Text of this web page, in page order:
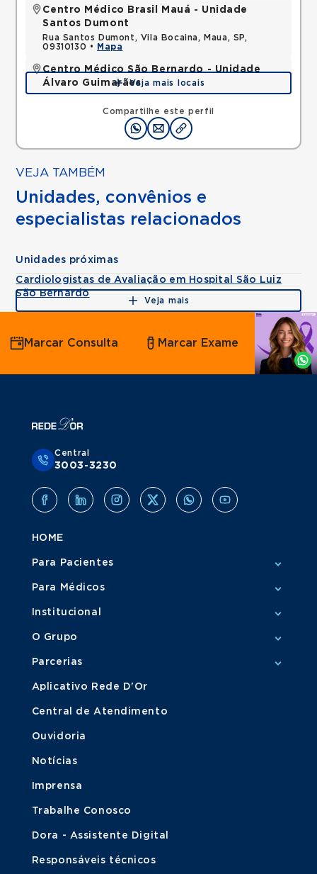
Compartilhe este perfil
Centro Médico Brasil Mauá - Unidade
Santos Dumont
Rua Santos Dumont, Vila Bocaina, Maua, SP,
09310130 •
Mapa
Centro Médico São Bernardo - Unidade
Álvaro Guimarães
Avenida Alvaro Guimaraes, Assuncao, Sao Bernardo
do Campo, SP, 09810010 •
Mapa
Veja mais locais
VEJA TAMBÉM
Unidades, convênios e
especialistas relacionados
Unidades próximas
Cardiologistas de Avaliação em Hospital São Luiz
São Bernardo
Veja mais
Agende
por
Whatsapp
Marcar Consulta Marcar Exame
Central
3003-3230
HOME
Para Pacientes
Para Médicos
Institucional
O Grupo
Parcerias
Aplicativo Rede D'Or
Central de Atendimento
Ouvidoria
Notícias
Imprensa
Trabalhe Conosco
Dora - Assistente Digital
Responsáveis técnicos